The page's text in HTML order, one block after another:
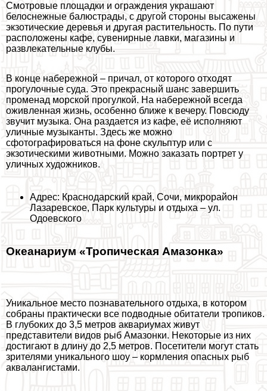
Смотровые площадки и ограждения украшают
белоснежные балюстрады, с другой стороны высажены
экзотические деревья и другая растительность. По пути
расположены кафе, сувенирные лавки, магазины и
развлекательные клубы.
В конце набережной – причал, от которого отходят
прогулочные суда. Это прекрасный шанс завершить
променад морской прогулкой. На набережной всегда
оживленная жизнь, особенно ближе к вечеру. Повсюду
звучит музыка. Она раздается из кафе, её исполняют
уличные музыканты. Здесь же можно
сфотографироваться на фоне скульптур или с
экзотическими животными. Можно заказать портрет у
уличных художников.
Адрес: Краснодарский край, Сочи, микрорайон
Лазаревское, Парк культуры и отдыха – ул.
Одоевского
Океанариум «Тропическая Амaзoнка»
Уникальное место познавательного отдыха, в котором
собраны пpaктически все подводные обитатели тропиков.
В глубоких до 3,5 метров аквариумах живут
представители видов рыб Амaзoнки. Некоторые из них
достигают в длину до 2,5 метров. Посетители могут стать
зрителями уникального шоу – кормления опасных рыб
аквалангистами.